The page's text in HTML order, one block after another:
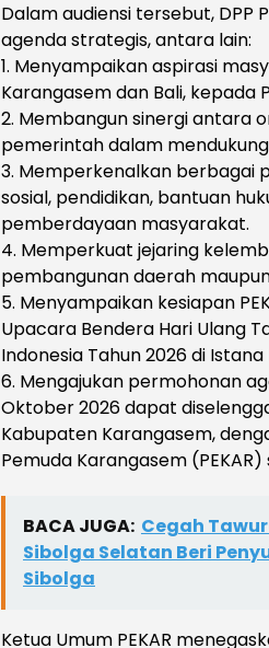
Dalam audiensi tersebut, DPP
agenda strategis, antara lain:
1. Menyampaikan aspirasi
Karangasem dan Bali, kepada
2. Membangun sinergi antara
pemerintah dalam
3. Memperkenalkan berbagai
sosial, pendidikan, bantuan
pemberdayaan masyarakat.
4. Memperkuat jejaring
pembangunan daerah
5. Menyampaikan kesiapan
Upacara Bendera Hari Ulang
Indonesia Tahun 2026 di Istana
6. Mengajukan permohonan
Oktober 2026 dapat
Kabupaten Karangasem,
Pemuda Karangasem
BACA JUGA: Cegah
Sibolga Selatan Beri
Sibolga
Ketua Umum PEKAR